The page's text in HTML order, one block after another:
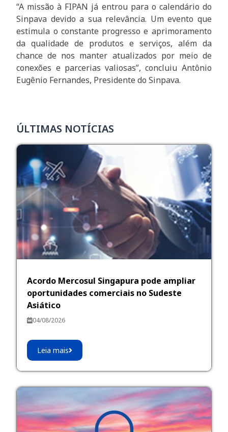
“A missão à FIPAN já entrou para o calendário do
Sinpava devido a sua relevância. Um evento que
estimula o constante progresso e aprimoramento
da qualidade de produtos e serviços, além da
chance de nos manter atualizados por meio de
conexões e parcerias valiosas”, concluiu Antônio
Eugênio Fernandes, Presidente do Sinpava.
ÚLTIMAS NOTÍCIAS
Acordo Mercosul Singapura pode ampliar
oportunidades comerciais no Sudeste
Asiático
04/08/2026
Leia mais